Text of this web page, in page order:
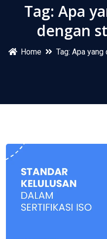
Tag: Apa
dengan
Home Tag: Apa yang